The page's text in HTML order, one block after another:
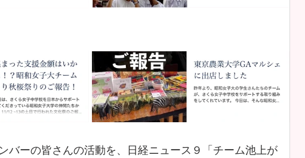
バーの皆さんの活動を、日経ニュース９「チーム池上が